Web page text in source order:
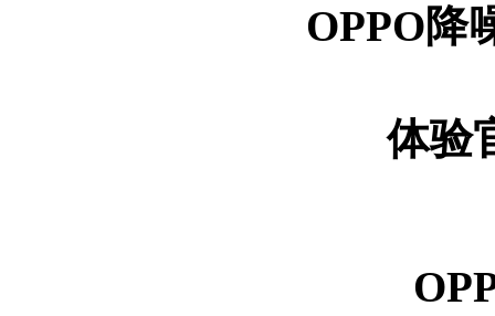
OPPO降
体验